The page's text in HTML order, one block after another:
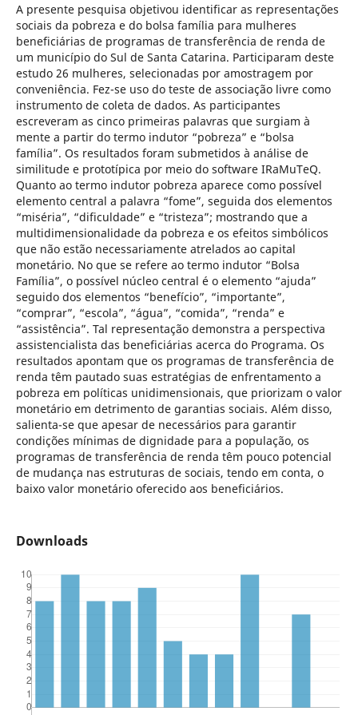
A presente pesquisa objetivou identificar as representações
sociais da pobreza e do bolsa família para mulheres
beneficiárias de programas de transferência de renda de
um município do Sul de Santa Catarina. Participaram deste
estudo 26 mulheres, selecionadas por amostragem por
conveniência. Fez-se uso do teste de associação livre como
instrumento de coleta de dados. As participantes
escreveram as cinco primeiras palavras que surgiam à
mente a partir do termo indutor “pobreza” e “bolsa
família”. Os resultados foram submetidos à análise de
similitude e prototípica por meio do software IRaMuTeQ.
Quanto ao termo indutor pobreza aparece como possível
elemento central a palavra “fome”, seguida dos elementos
“miséria”, “dificuldade” e “tristeza”; mostrando que a
multidimensionalidade da pobreza e os efeitos simbólicos
que não estão necessariamente atrelados ao capital
monetário. No que se refere ao termo indutor “Bolsa
Família”, o possível núcleo central é o elemento “ajuda”
seguido dos elementos “benefício”, “importante”,
“comprar”, “escola”, “água”, “comida”, “renda” e
“assistência”. Tal representação demonstra a perspectiva
assistencialista das beneficiárias acerca do Programa. Os
resultados apontam que os programas de transferência de
renda têm pautado suas estratégias de enfrentamento a
pobreza em políticas unidimensionais, que priorizam o valor
monetário em detrimento de garantias sociais. Além disso,
salienta-se que apesar de necessários para garantir
condições mínimas de dignidade para a população, os
programas de transferência de renda têm pouco potencial
de mudança nas estruturas de sociais, tendo em conta, o
baixo valor monetário oferecido aos beneficiários.
Downloads